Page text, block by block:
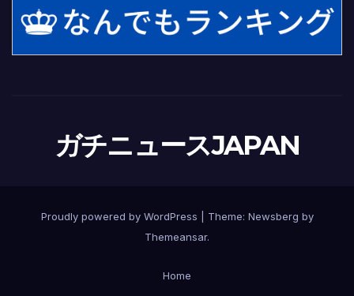
ガチニュースJAPAN
Proudly powered by WordPress Theme: Newsberg by
Themeansar.
Home